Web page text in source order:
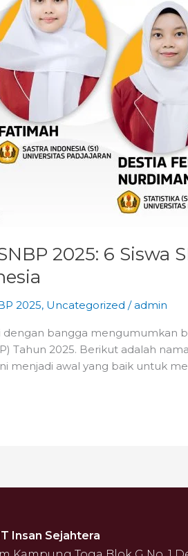
2025: 6 Siswa
2025, Uncategorized /admin
bangga mengumumkan
Tahun 2025. Berikut adalah
menjadi awal yang baik untuk
Insan Sejahtera